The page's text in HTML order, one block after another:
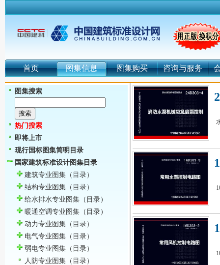
首页 图集信息 图集购买 咨询与服务
图集搜索
热门搜索
即将上市
现行国标图集简明目录
国家建筑标准设计图集目录
建筑专业图集 （目录）
结构专业图集 （目录）
给水排水专业图集 （目录）
暖通空调专业图集 （目录）
动力专业图集 （目录）
电气专业图集 （目录）
弱电专业图集 （目录）
人防专业图集 （目录）